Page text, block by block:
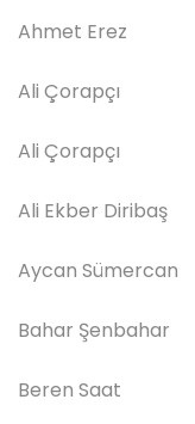
Ahmet Erez
Ali Çorapçı
Ali Çorapçı
Ali Ekber Diribaş
Aycan Sümercan
Bahar Şenbahar
Beren Saat